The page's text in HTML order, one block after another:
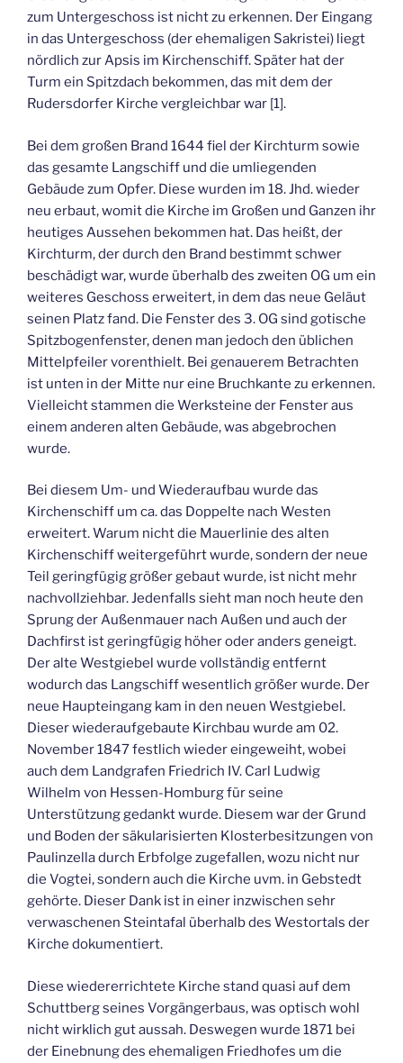
zum Untergeschoss ist nicht zu erkennen. Der Eingang
in das Untergeschoss (der ehemaligen Sakristei) liegt
nördlich zur Apsis im Kirchenschiff. Später hat der
Turm ein Spitzdach bekommen, das mit dem der
Rudersdorfer Kirche vergleichbar war [1].
Bei dem großen Brand 1644 fiel der Kirchturm sowie
das gesamte Langschiff und die umliegenden
Gebäude zum Opfer. Diese wurden im 18. Jhd. wieder
neu erbaut, womit die Kirche im Großen und Ganzen ihr
heutiges Aussehen bekommen hat. Das heißt, der
Kirchturm, der durch den Brand bestimmt schwer
beschädigt war, wurde überhalb des zweiten OG um ein
weiteres Geschoss erweitert, in dem das neue Geläut
seinen Platz fand. Die Fenster des 3. OG sind gotische
Spitzbogenfenster, denen man jedoch den üblichen
Mittelpfeiler vorenthielt. Bei genauerem Betrachten
ist unten in der Mitte nur eine Bruchkante zu erkennen.
Vielleicht stammen die Werksteine der Fenster aus
einem anderen alten Gebäude, was abgebrochen
wurde.
Bei diesem Um- und Wiederaufbau wurde das
Kirchenschiff um ca. das Doppelte nach Westen
erweitert. Warum nicht die Mauerlinie des alten
Kirchenschiff weitergeführt wurde, sondern der neue
Teil geringfügig größer gebaut wurde, ist nicht mehr
nachvollziehbar. Jedenfalls sieht man noch heute den
Sprung der Außenmauer nach Außen und auch der
Dachfirst ist geringfügig höher oder anders geneigt.
Der alte Westgiebel wurde vollständig entfernt
wodurch das Langschiff wesentlich größer wurde. Der
neue Haupteingang kam in den neuen Westgiebel.
Dieser wiederaufgebaute Kirchbau wurde am 02.
November 1847 festlich wieder eingeweiht, wobei
auch dem Landgrafen Friedrich IV. Carl Ludwig
Wilhelm von Hessen-Homburg für seine
Unterstützung gedankt wurde. Diesem war der Grund
und Boden der säkularisierten Klosterbesitzungen von
Paulinzella durch Erbfolge zugefallen, wozu nicht nur
die Vogtei, sondern auch die Kirche uvm. in Gebstedt
gehörte. Dieser Dank ist in einer inzwischen sehr
verwaschenen Steintafal überhalb des Westortals der
Kirche dokumentiert.
Diese wiedererrichtete Kirche stand quasi auf dem
Schuttberg seines Vorgängerbaus, was optisch wohl
nicht wirklich gut aussah. Deswegen wurde 1871 bei
der Einebnung des ehemaligen Friedhofes um die